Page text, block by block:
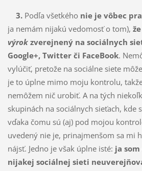
3.Podľa všetkého nie je vôbec
ja nemám nijakú vedomosť o tom),
výrokzverejnený na sociálnych
Google+, Twitter či Face­Book.
vylúčiť, pretože na sociálne siete
je to úpl­ne mimo moju kon­trolu,
nemôžem nič urobiť. A na tých
skupinách na so­ciálnych sie­ťach,
vďaka čomu sú (aj) pod mojou
uvede­ný nie je, prinajmenšom sa mi
nájsť. Jedno je však úplne isté: ja som
nijakej sociálnej sieti